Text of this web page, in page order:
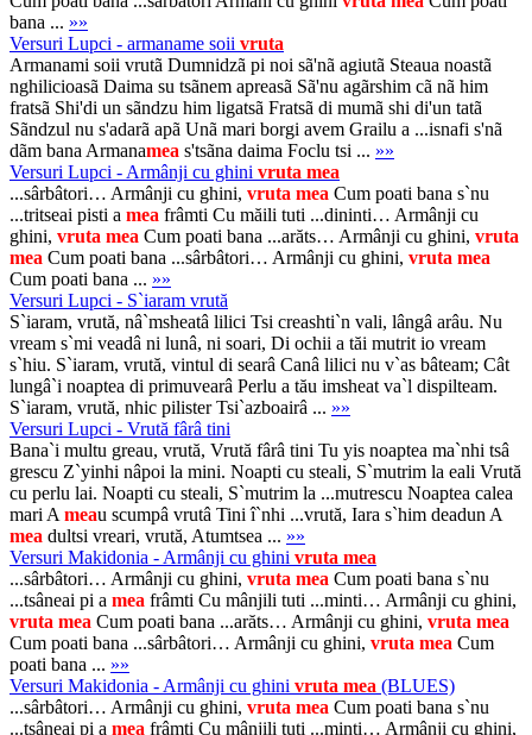
bana ... »»
Versuri Lupci - armaname soii vruta
Armanami soii vrutã Dumnidzã pi noi sã'nã agiutã Steaua noastã
nghilicioasã Daima su tsãnem apreasã Sã'nu agãrshim cã nã him
fratsã Shi'di un sãndzu him ligatsã Fratsã di mumã shi di'un tatã
Sãndzul nu s'adarã apã Unã mari borgi avem Grailu a ...isnafi s'nã
dãm bana Armanamea s'tsãna daima Foclu tsi ... »»
Versuri Lupci - Armânji cu ghini vruta mea
...sârbâtori… Armânji cu ghini, vruta mea Cum poati bana s`nu
...tritseai pisti a mea frâmti Cu măili tuti ...dininti… Armânji cu
ghini, vruta mea Cum poati bana ...arăts… Armânji cu ghini, vruta
mea Cum poati bana ...sârbâtori… Armânji cu ghini, vruta mea
Cum poati bana ... »»
Versuri Lupci - S`iaram vrută
S`iaram, vrută, nâ`msheatâ lilici Tsi creashti`n vali, lângâ arâu. Nu
vream s`mi veadâ ni lunâ, ni soari, Di ochii a tăi mutrit io vream
s`hiu. S`iaram, vrută, vintul di searâ Canâ lilici nu v`as bâteam; Cât
lungâ`i noaptea di primuvearâ Perlu a tău imsheat va`l dispilteam.
S`iaram, vrută, nhic pilister Tsi`azboairâ ... »»
Versuri Lupci - Vrută fârâ tini
Bana`i multu greau, vrută, Vrută fârâ tini Tu yis noaptea ma`nhi tsâ
grescu Z`yinhi nâpoi la mini. Noapti cu steali, S`mutrim la eali Vrută
cu perlu lai. Noapti cu steali, S`mutrim la ...mutrescu Noaptea calea
mari A meau scumpâ vrutâ Tini î`nhi ...vrută, Iara s`him deadun A
mea dultsi vreari, vrută, Atumtsea ... »»
Versuri Makidonia - Armânji cu ghini vruta mea
...sârbâtori… Armânji cu ghini, vruta mea Cum poati bana s`nu
...tsâneai pi a mea frâmti Cu mânjili tuti ...minti… Armânji cu ghini,
vruta mea Cum poati bana ...arăts… Armânji cu ghini, vruta mea
Cum poati bana ...sârbâtori… Armânji cu ghini, vruta mea Cum
poati bana ... »»
Versuri Makidonia - Armânji cu ghini vruta mea (BLUES)
...sârbâtori… Armânji cu ghini, vruta mea Cum poati bana s`nu
...tsâneai pi a mea frâmti Cu mânjili tuti ...minti… Armânji cu ghini,